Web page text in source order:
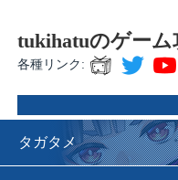
tukihatuのゲー
各種リンク:
タガタメ